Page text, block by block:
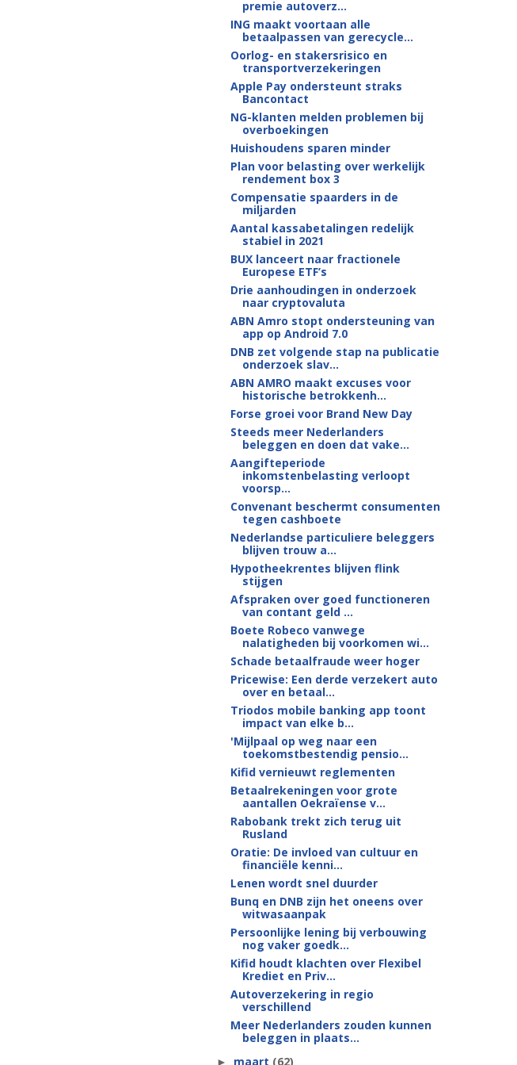
premie autoverz...
ING maakt voortaan alle
betaalpassen van gerecycle...
Oorlog- en stakersrisico en
transportverzekeringen
Apple Pay ondersteunt straks
Bancontact
NG-klanten melden problemen bij
overboekingen
Huishoudens sparen minder
Plan voor belasting over werkelijk
rendement box 3
Compensatie spaarders in de
miljarden
Aantal kassabetalingen redelijk
stabiel in 2021
BUX lanceert naar fractionele
Europese ETF’s
Drie aanhoudingen in onderzoek
naar cryptovaluta
ABN Amro stopt ondersteuning van
app op Android 7.0
DNB zet volgende stap na publicatie
onderzoek slav...
ABN AMRO maakt excuses voor
historische betrokkenh...
Forse groei voor Brand New Day
Steeds meer Nederlanders
beleggen en doen dat vake...
Aangifteperiode
inkomstenbelasting verloopt
voorsp...
Convenant beschermt consumenten
tegen cashboete
Nederlandse particuliere beleggers
blijven trouw a...
Hypotheekrentes blijven flink
stijgen
Afspraken over goed functioneren
van contant geld ...
Boete Robeco vanwege
nalatigheden bij voorkomen wi...
Schade betaalfraude weer hoger
Pricewise: Een derde verzekert auto
over en betaal...
Triodos mobile banking app toont
impact van elke b...
'Mijlpaal op weg naar een
toekomstbestendig pensio...
Kifid vernieuwt reglementen
Betaalrekeningen voor grote
aantallen Oekraïense v...
Rabobank trekt zich terug uit
Rusland
Oratie: De invloed van cultuur en
financiële kenni...
Lenen wordt snel duurder
Bunq en DNB zijn het oneens over
witwasaanpak
Persoonlijke lening bij verbouwing
nog vaker goedk...
Kifid houdt klachten over Flexibel
Krediet en Priv...
Autoverzekering in regio
verschillend
Meer Nederlanders zouden kunnen
beleggen in plaats...
► maart (62)